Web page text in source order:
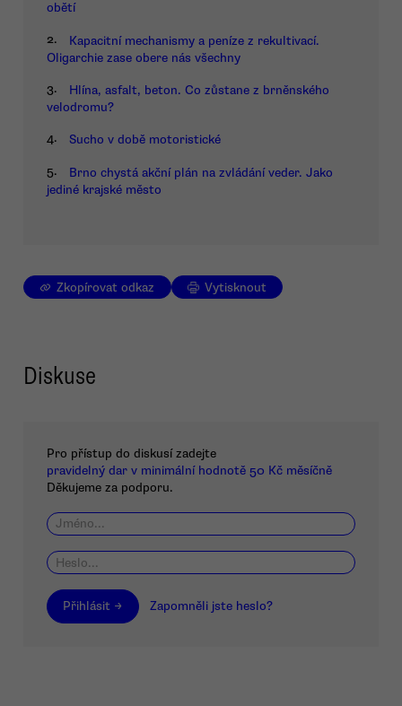
obětí
2.
Kapacitní mechanismy a peníze z rekultivací.
Oligarchie zase obere nás všechny
3.
Hlína, asfalt, beton. Co zůstane z brněnského
velodromu?
4. Sucho v době motoristické
5.
Brno chystá akční plán na zvládání veder. Jako
jediné krajské město
Zkopírovat odkaz Vytisknout
Diskuse
Pro přístup do diskusí zadejte
pravidelný dar v minimální hodnotě 50 Kč měsíčně
Děkujeme za podporu.
Přihlásit → Zapomněli jste heslo?